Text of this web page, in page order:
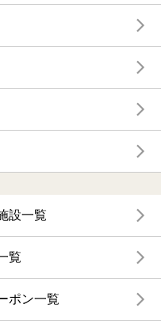
設一覧
覧
ポン一覧